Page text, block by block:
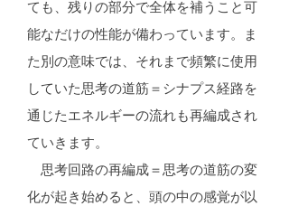
ても、残りの部分で全体を補うこと可
能なだけの性能が備わっています。ま
た別の意味では、それまで頻繁に使用
していた思考の道筋＝シナプス経路を
通じたエネルギーの流れも再編成され
ていきます。
思考回路の再編成＝思考の道筋の変
化が起き始めると、頭の中の感覚が以